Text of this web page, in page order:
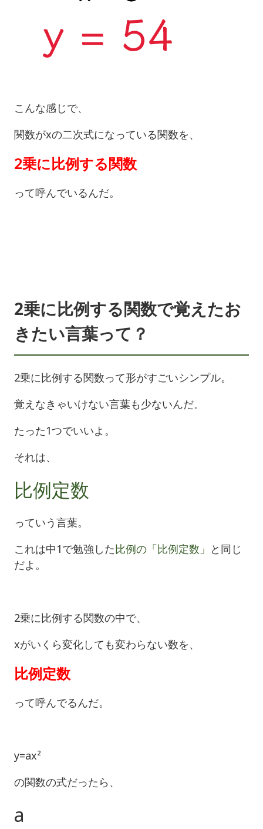
こんな感じで、
関数がxの二次式になっている関数を、
2乗に比例する関数
って呼んでいるんだ。
2乗に比例する関数で覚えたお
きたい言葉って？
2乗に比例する関数って形がすごいシンプル。
覚えなきゃいけない言葉も少ないんだ。
たった1つでいいよ。
それは、
比例定数
っていう言葉。
これは中1で勉強した比例の「比例定数」 と同じ
だよ。
2乗に比例する関数の中で、
xがいくら変化しても変わらない数を、
比例定数
って呼んでるんだ。
y=ax²
の関数の式だったら、
a